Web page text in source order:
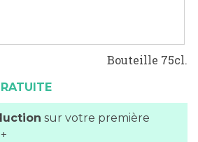
Bouteille 75cl.
sur votre première